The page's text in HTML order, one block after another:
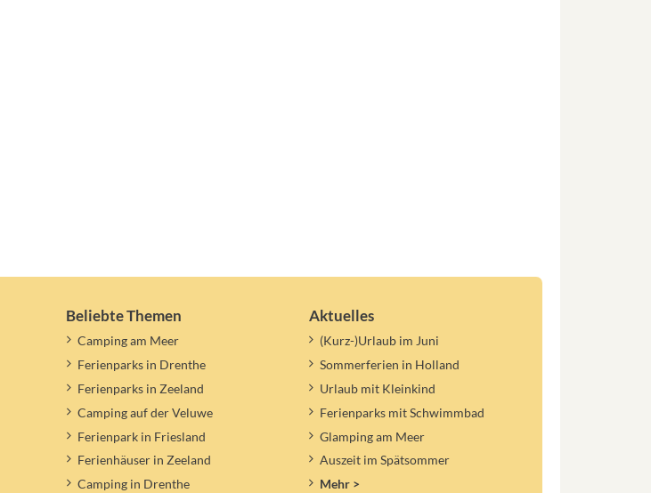
Beliebte Themen
Camping am Meer
Ferienparks in Drenthe
Ferienparks in Zeeland
Camping auf der Veluwe
Ferienpark in Friesland
Ferienhäuser in Zeeland
Camping in Drenthe
Aktuelles
(Kurz-)Urlaub im Juni
Sommerferien in Holland
Urlaub mit Kleinkind
Ferienparks mit Schwimmbad
Glamping am Meer
Auszeit im Spätsommer
Mehr >